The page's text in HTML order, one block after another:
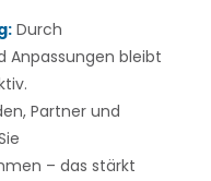
Durch
Anpassungen bleibt
Partner und
– das stärkt